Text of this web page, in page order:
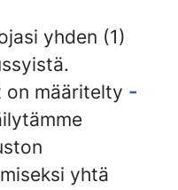
yhden (1)
on määritelty -
yhtä